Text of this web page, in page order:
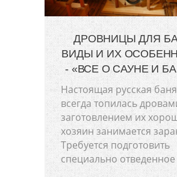
ДРОВНИЦЫ ДЛЯ
ВИДЫ И ИХ
- «ВСЕ О САУНЕ И
Настоящая русская баня
всегда топилась
заготовлением их
хозяин занимается
Требуется подготовить
специально отведенное